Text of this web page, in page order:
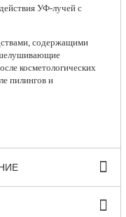
УФ-лучей с
содержащими
косметологических
пилингов и